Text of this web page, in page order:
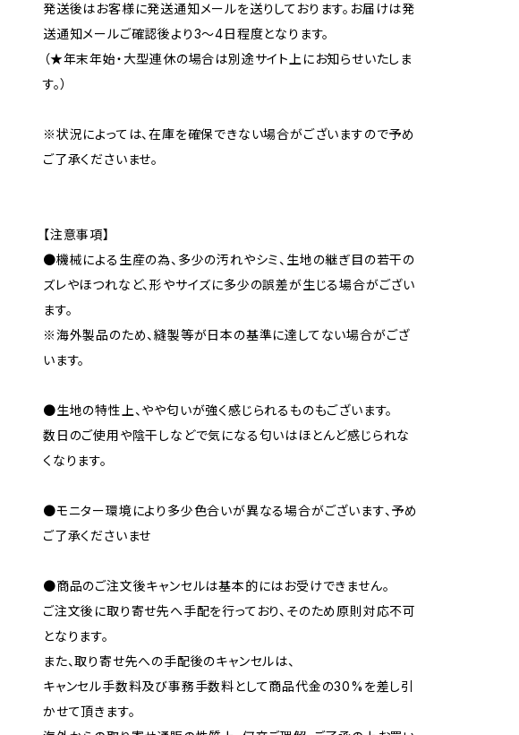
発送後はお客様に発送通知メールを送りしております。お届けは発
送通知メールご確認後より3～4日程度となります。
（★年末年始・大型連休の場合は別途サイト上にお知らせいたしま
す。）
※状況によっては、在庫を確保できない場合がございますので予め
ご了承くださいませ。
【注意事項】
●機械による生産の為、多少の汚れやシミ、生地の継ぎ目の若干の
ズレやほつれなど、形やサイズに多少の誤差が生じる場合がござい
ます。
※海外製品のため、縫製等が日本の基準に達してない場合がござ
います。
●生地の特性上、やや匂いが強く感じられるものもございます。
数日のご使用や陰干しなどで気になる匂いはほとんど感じられな
くなります。
●モニター環境により多少色合いが異なる場合がございます、予め
ご了承くださいませ
●商品のご注文後キャンセルは基本的にはお受けできません。
ご注文後に取り寄せ先へ手配を行っており、そのため原則対応不可
となります。
また、取り寄せ先への手配後のキャンセルは、
キャンセル手数料及び事務手数料として商品代金の30%を差し引
かせて頂きます。